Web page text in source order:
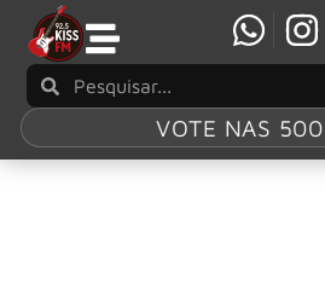
VOTE NAS